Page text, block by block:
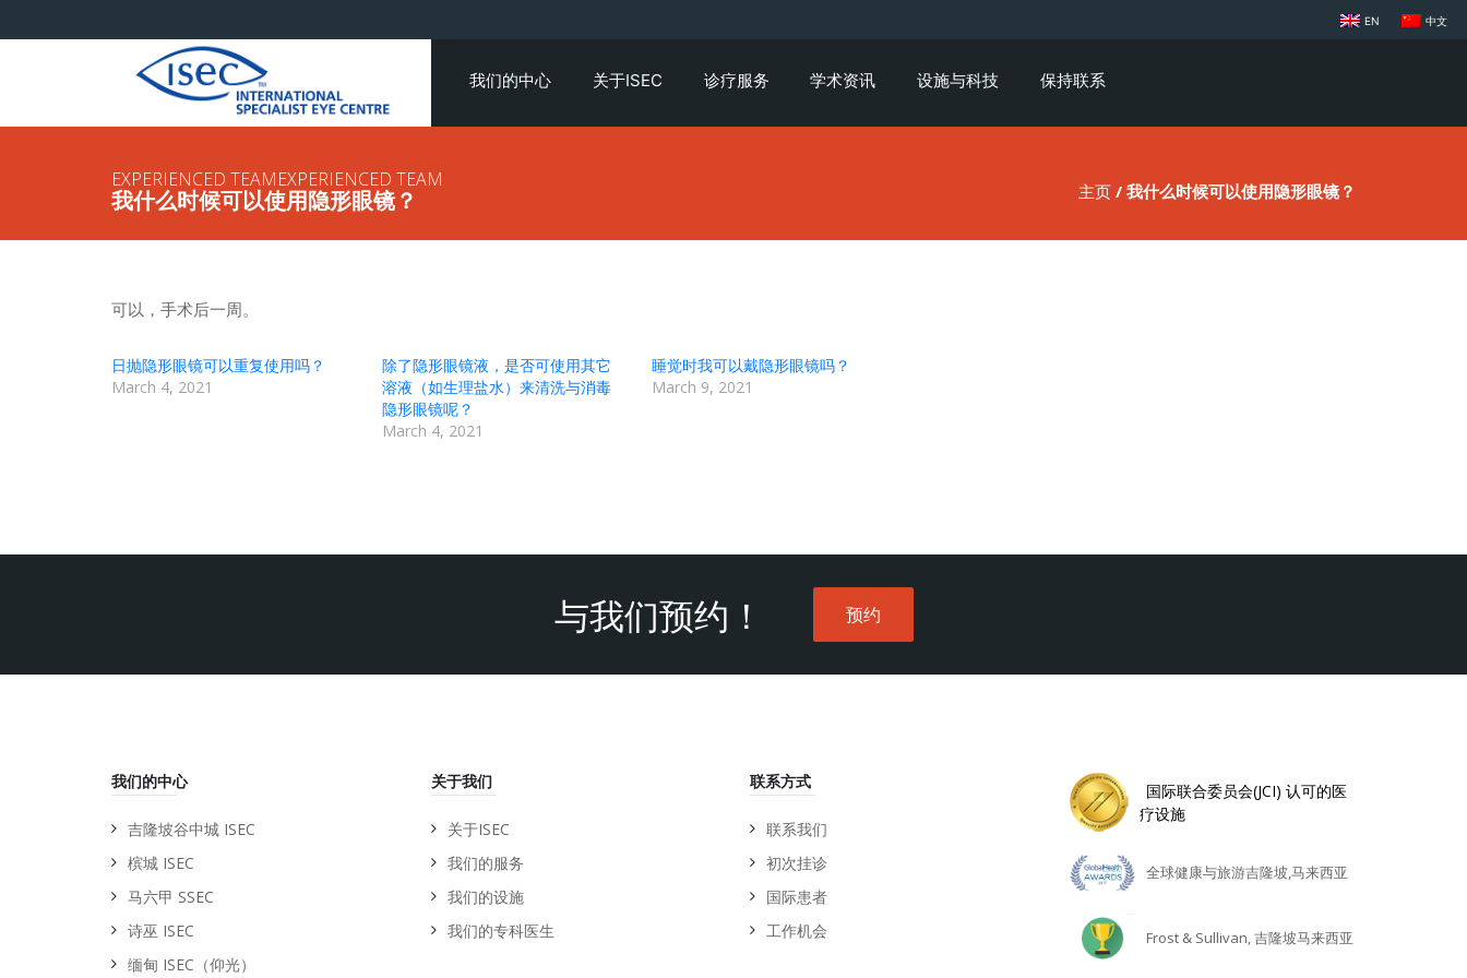
EN 中文
我们的中心 关于ISEC 诊疗服务 学术资讯 设施与科技 保持联系
EXPERIENCED TEAMEXPERIENCED TEAM
我什么时候可以使用隐形眼镜？ 主页 / 我什么时候可以使用隐形眼镜？
可以，手术后一周。
日抛隐形眼镜可以重复使用吗？
March 4, 2021
除了隐形眼镜液，是否可使用其它
溶液（如生理盐水）来清洗与消毒
隐形眼镜呢？
March 4, 2021
睡觉时我可以戴隐形眼镜吗？
March 9, 2021
与我们预约！ 预约
我们的中心
吉隆坡谷中城 ISEC
槟城 ISEC
马六甲 SSEC
诗巫 ISEC
缅甸 ISEC（仰光）
关于我们
关于ISEC
我们的服务
我们的设施
我们的专科医生
联系方式
联系我们
初次挂诊
国际患者
工作机会
国际联合委员会(JCI) 认可的医
疗设施
全球健康与旅游吉隆坡,马来西亚
Frost & Sullivan, 吉隆坡马来西亚